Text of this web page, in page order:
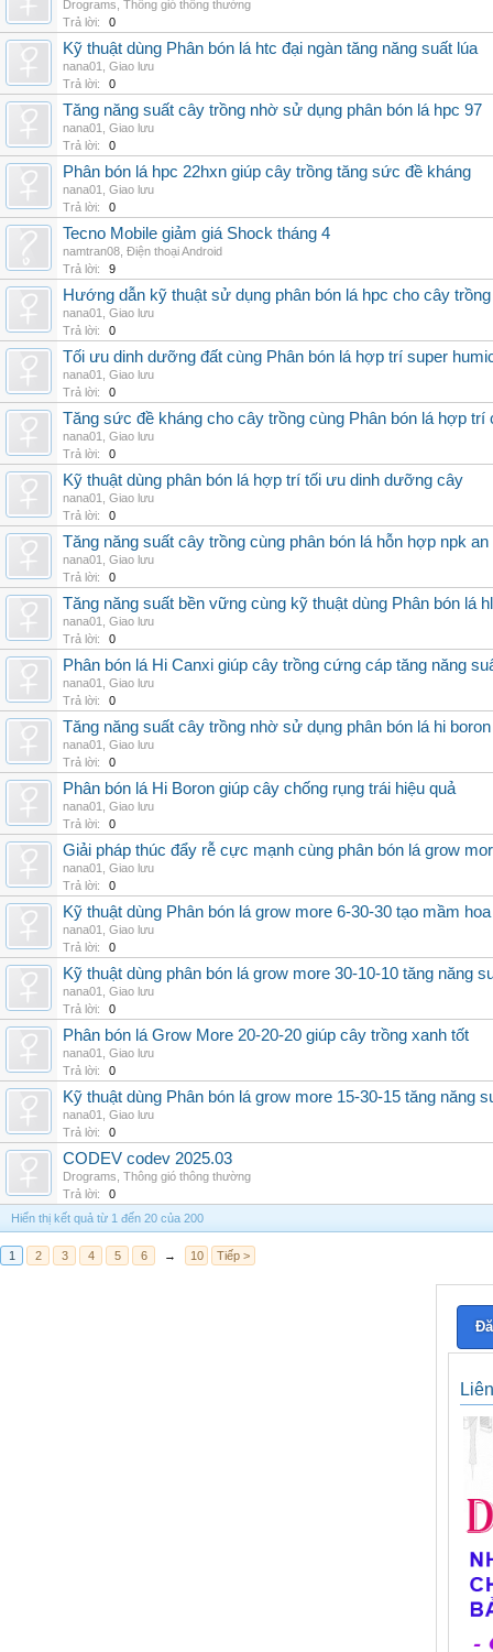
Drograms Thông gió thông thường
Trả lời:
0
Kỹ thuật dùng Phân bón lá htc đại ngàn tăng năng suất lúa
nana01
Giao lưu
Trả lời:
0
Tăng năng suất cây trồng nhờ sử dụng phân bón lá hpc 97
nana01
Giao lưu
Trả lời:
0
Phân bón lá hpc 22hxn giúp cây trồng tăng sức đề kháng
nana01
Giao lưu
Trả lời:
0
Tecno Mobile giảm giá Shock tháng 4
namtran08 Điện thoại Android
Trả lời:
9
Hướng dẫn kỹ thuật sử dụng phân bón lá hpc cho cây trồng
nana01
Giao lưu
Trả lời:
0
Tối ưu dinh dưỡng đất cùng Phân bón lá hợp trí super
nana01
Giao lưu
Trả lời:
0
Tăng sức đề kháng cho cây trồng cùng Phân bón lá hợp trí
nana01
Giao lưu
Trả lời:
0
Kỹ thuật dùng phân bón lá hợp trí tối ưu dinh dưỡng cây
nana01
Giao lưu
Trả lời:
0
Tăng năng suất cây trồng cùng phân bón lá hỗn hợp npk an
nana01
Giao lưu
Trả lời:
0
Tăng năng suất bền vững cùng kỹ thuật dùng Phân bón lá
nana01
Giao lưu
Trả lời:
0
Phân bón lá Hi Canxi giúp cây trồng cứng cáp tăng năng
nana01
Giao lưu
Trả lời:
0
Tăng năng suất cây trồng nhờ sử dụng phân bón lá hi
nana01
Giao lưu
Trả lời:
0
Phân bón lá Hi Boron giúp cây chống rụng trái hiệu quả
nana01
Giao lưu
Trả lời:
0
Giải pháp thúc đẩy rễ cực mạnh cùng phân bón lá grow
nana01
Giao lưu
Trả lời:
0
Kỹ thuật dùng Phân bón lá grow more 6-30-30 tạo mầm hoa
nana01
Giao lưu
Trả lời:
0
Kỹ thuật dùng phân bón lá grow more 30-10-10 tăng năng
nana01
Giao lưu
Trả lời:
0
Phân bón lá Grow More 20-20-20 giúp cây trồng xanh tốt
nana01
Giao lưu
Trả lời:
0
Kỹ thuật dùng Phân bón lá grow more 15-30-15 tăng năng
nana01
Giao lưu
Trả lời:
0
CODEV codev 2025.03
Drograms Thông gió thông thường
Trả lời:
0
Hiển thị kết quả từ 1 đến 20 của 200
1 2 3 4 5 6 → 10 Tiếp >